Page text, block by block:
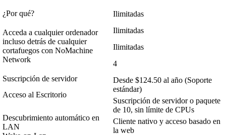
¿Por qué?
Acceda a cualquier ordenador
incluso detrás de cualquier
cortafuegos con NoMachine
Network
Suscripción de servidor
Acceso al Escritorio
Descubrimiento automático en
LAN
Ilimitadas
Ilimitadas
Ilimitadas
4
Desde $124.50 al año (Soporte
estándar)
Suscripción de servidor o paquete
de 10, sin límite de CPUs
Cliente nativo y acceso basado en
la web